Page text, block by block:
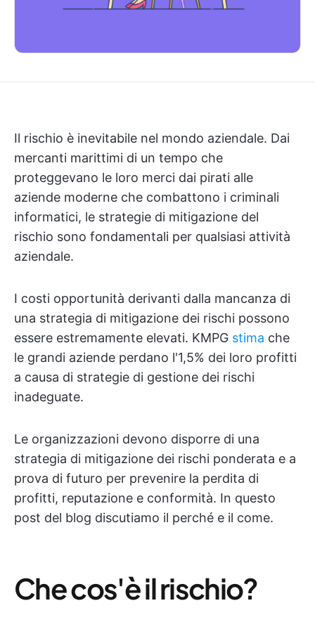
Il rischio è inevitabile nel mondo aziendale. Dai
mercanti marittimi di un tempo che
proteggevano le loro merci dai pirati alle
aziende moderne che combattono i criminali
informatici, le strategie di mitigazione del
rischio sono fondamentali per qualsiasi attività
aziendale.
I costi opportunità derivanti dalla mancanza di
una strategia di mitigazione dei rischi possono
essere estremamente elevati. KMPG stima che
le grandi aziende perdano l'1,5% dei loro profitti
a causa di strategie di gestione dei rischi
inadeguate.
Le organizzazioni devono disporre di una
strategia di mitigazione dei rischi ponderata e a
prova di futuro per prevenire la perdita di
profitti, reputazione e conformità. In questo
post del blog discutiamo il perché e il come.
Che cos'è il rischio?